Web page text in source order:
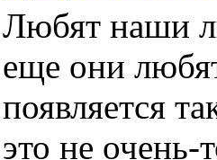
Любят наши
еще они
появляется
это не очень-